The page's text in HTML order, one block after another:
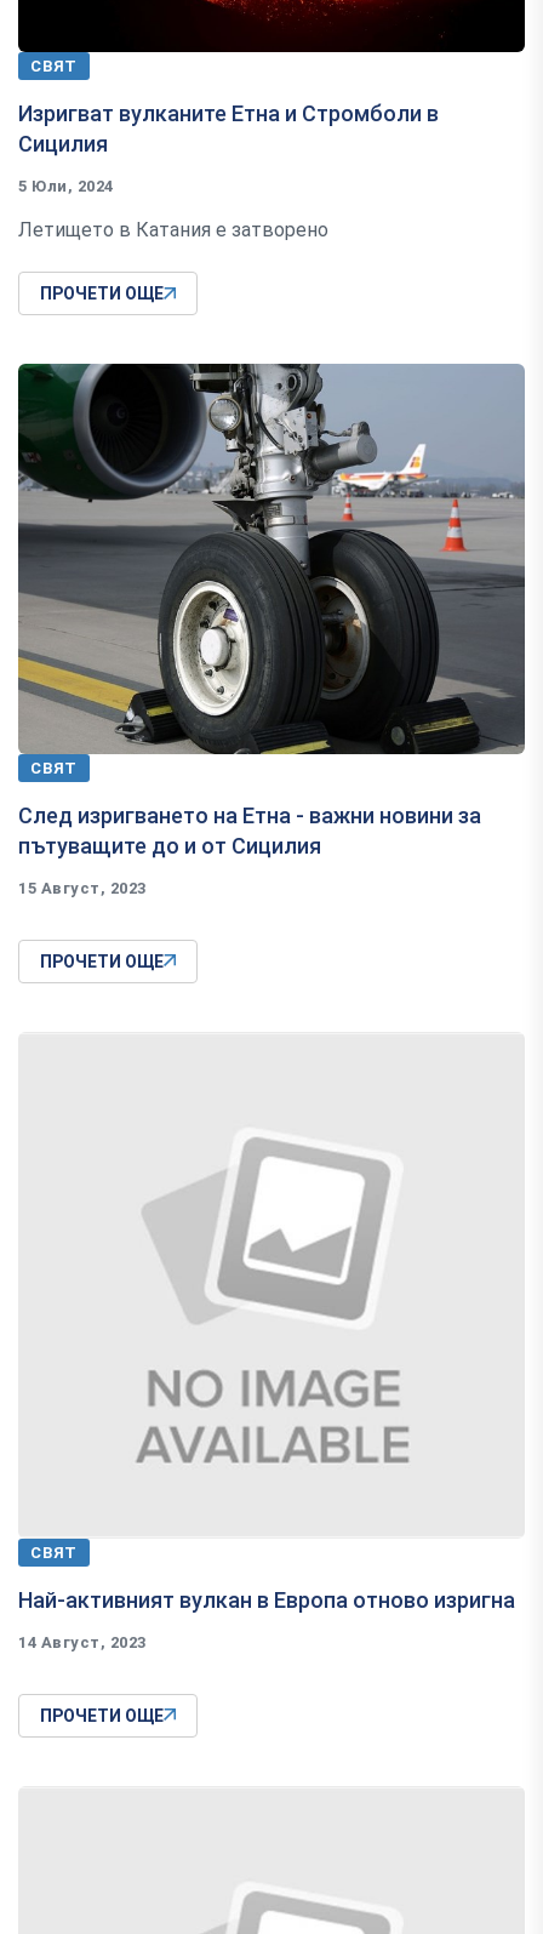
СВЯТ
Изригват вулканите Етна и Стромболи в
Сицилия
5 Юли, 2024
Летището в Катания е затворено
ПРОЧЕТИ ОЩЕ
СВЯТ
След изригването на Етна - важни новини за
пътуващите до и от Сицилия
15 Август, 2023
ПРОЧЕТИ ОЩЕ
СВЯТ
Най-активният вулкан в Европа отново изригна
14 Август, 2023
ПРОЧЕТИ ОЩЕ